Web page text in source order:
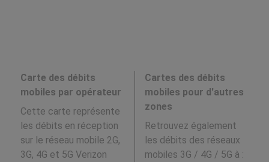
Carte des débits
mobiles par opérateur
Cette carte représente
les débits en réception
sur le réseau mobile 2G,
3G, 4G et 5G Verizon
Cartes des débits
mobiles pour d'autres
zones
Retrouvez également
les débits des réseaux
mobiles 3G / 4G / 5G à :